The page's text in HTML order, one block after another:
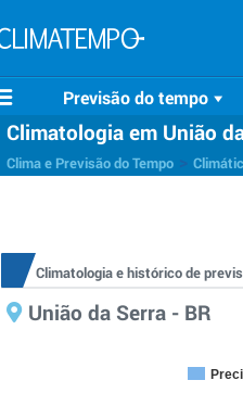
Previsão do tempo
Climatologia em União
Clima e Previsão do Tempo
Climatologia e histórico de
União da Serra - BR